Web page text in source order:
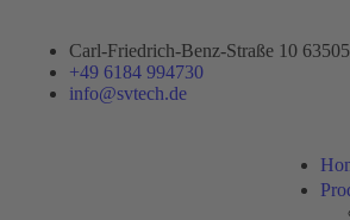
Carl-Friedrich-Benz-Straße 10
+49 6184 994730
info@svtech.de